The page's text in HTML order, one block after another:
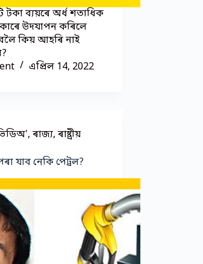
ব্যয়ৰে অৰ্ধ শতাধিক
উদযাপন কৰিলে
কিয় আহৰি নাই
এপ্ৰিল 14, 2022
,ৰাজ্য,ৰাষ্ট্ৰীয়
যাব নেকি পেট্ৰল?